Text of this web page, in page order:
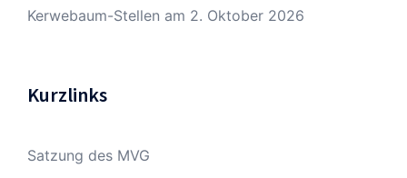
Kerwebaum-Stellen am 2. Oktober 2026
Kurzlinks
Satzung des MVG